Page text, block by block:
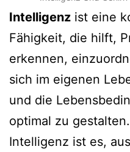
Intelligenz ist eine
Fähigkeit, die hilft,
erkennen,
sich im eigenen
und die
optimal zu
Intelligenz ist es,